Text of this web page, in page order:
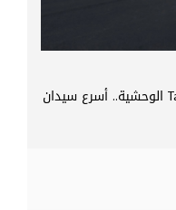
بورشه تطلق Taycan Manthey Kit الوحشية.. أسرع سيدان